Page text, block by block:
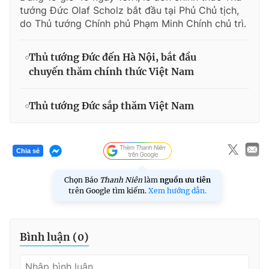
tướng Đức Olaf Scholz bắt đầu tại Phủ Chủ tịch,
do Thủ tướng Chính phủ Phạm Minh Chính chủ trì.
Thủ tướng Đức đến Hà Nội, bắt đầu
chuyến thăm chính thức Việt Nam
Thủ tướng Đức sắp thăm Việt Nam
Chia sẻ
Chọn Báo Thanh Niên làm nguồn ưu tiên
trên Google tìm kiếm. Xem hướng dẫn.
Bình luận (0)